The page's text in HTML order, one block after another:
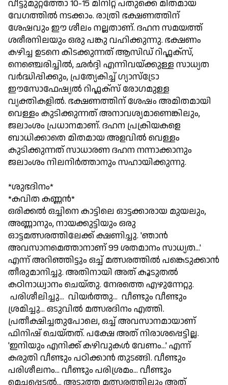
വീട്ടുമുറ്റത്തോ 10-15 മിനിറ്റ് പതുക്കെ മിതമായ
വേഗത്തില്‍ നടക്കാം. രാത്രി ഭക്ഷണത്തിന്
ശേഷവും ഈ ശീലം നല്ലതാണ്. ദഹന സമയത്ത്
ശരീരനിലയും ഒരു പങ്കു വഹിക്കുന്നു. ഭക്ഷണം
കഴിച്ച ഉടനെ കിടക്കുന്നത് ആസിഡ് റിഫ്ലക്സ്,
നെഞ്ചെരിച്ചില്‍, ഛര്‍ദ്ദി എന്നിവയ്ക്കുള്ള സാധ്യത
വര്‍ദ്ധിപ്പിക്കും, പ്രത്യേകിച്ച് ഗ്യാസ്ട്രോ
ഈസോഫേഷ്യല്‍ റിഫ്ലക്സ് രോഗമുള്ള
വ്യക്തികളില്‍. ഭക്ഷണത്തിന് ശേഷം അമിതമായി
വെള്ളം കുടിക്കുന്നത് അനാവശ്യമാണെങ്കിലും,
ജലാംശം പ്രധാനമാണ്. ദഹന പ്രക്രിയകളെ
ബാധിക്കാതെ മിതമായ അളവില്‍ വെള്ളം
കുടിക്കുന്നത് സാധാരണ ദഹന നന്നാക്കാനും
ജലാംശം നിലനിര്‍ത്താനും സഹായിക്കുന്നു.
*ശുഭദിനം*
*കവിത കണ്ണന്‍*
ഒരിക്കല്‍ ഒച്ചിനെ കാട്ടിലെ ഓട്ടക്കാരായ മുയലും,
അണ്ണാനും, നായക്കുട്ടിയും ഒരു
ഓട്ടമത്സരത്തിലേക്ക് ക്ഷണിച്ചു. 'ഞാന്‍
അവസാനമെത്താനാണ് 99 ശതമാനം സാധ്യത...'
എന്ന് അറിഞ്ഞിട്ടും ഒച്ച് മത്സരത്തില്‍ പങ്കെടുക്കാന്‍
തീരുമാനിച്ചു. അതിനായി അത് കൂടുതല്‍
കഠിനാധ്വാനം ചെയ്തു. നേരത്തെ എഴുന്നേറ്റു.
പരിശീലിച്ചു... വിയര്‍ത്തു... വീണ്ടും വീണ്ടും
ശ്രമിച്ചു... ഒടുവില്‍ മത്സരദിനം എത്തി.
പ്രതീക്ഷിച്ചതുപോലെ, ഒച്ച് അവസാനമായാണ്
ഫിനിഷ് ചെയ്തത്. പക്ഷേ അത് നിരാശപ്പെട്ടില്ല.
'ഇനിയും എനിക്ക് കഴിവുകള്‍ വേണം...' എന്ന്
കരുതി വീണ്ടും പഠിക്കാന്‍ തുടങ്ങി. വീണ്ടും
പരിശീലനം... വീണ്ടും പരിശ്രമം... വീണ്ടും
മെച്ചപ്പെടല്‍... അടുത്ത മത്സരത്തിലും അത്